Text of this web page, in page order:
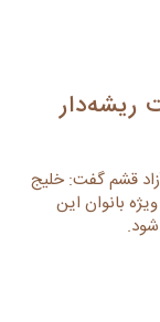
قشم گفت: خلیج
بانوان این